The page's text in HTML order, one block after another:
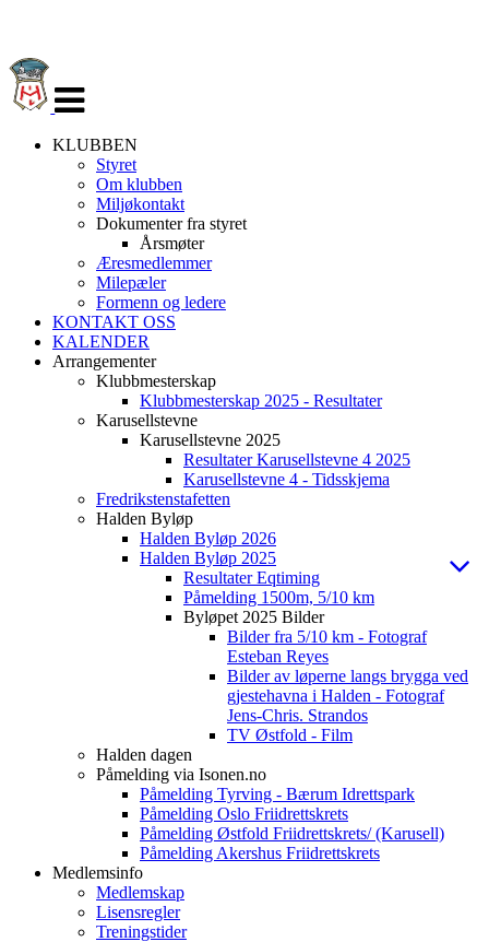
navigasjon
KLUBBEN
Styret
Om klubben
Miljøkontakt
Dokumenter fra styret
Årsmøter
Æresmedlemmer
Milepæler
Formenn og ledere
KONTAKT OSS
KALENDER
Arrangementer
Klubbmesterskap
Klubbmesterskap 2025 - Resultater
Karusellstevne
Karusellstevne 2025
Resultater Karusellstevne 4 2025
Karusellstevne 4 - Tidsskjema
Fredrikstenstafetten
Halden Byløp
Halden Byløp 2026
Halden Byløp 2025
Resultater Eqtiming
Påmelding 1500m, 5/10 km
Byløpet 2025 Bilder
Bilder fra 5/10 km - Fotograf
Esteban Reyes
Bilder av løperne langs brygga ved
gjestehavna i Halden - Fotograf
Jens-Chris. Strandos
TV Østfold - Film
Halden dagen
Påmelding via Isonen.no
Påmelding Tyrving - Bærum Idrettspark
Påmelding Oslo Friidrettskrets
Påmelding Østfold Friidrettskrets/ (Karusell)
Påmelding Akershus Friidrettskrets
Medlemsinfo
Medlemskap
Lisensregler
Treningstider